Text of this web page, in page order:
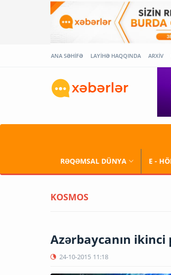
ANA SƏHİFƏ LAYİHƏ HAQQINDA ARXİV
RƏQƏMSAL DÜNYA E -
KOSMOS
Azərbaycanın
24-10-2015 11:18